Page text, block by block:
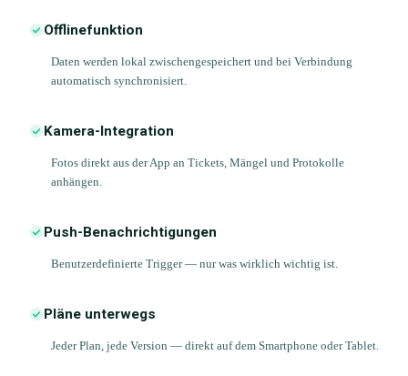
Offlinefunktion
Daten werden lokal zwischengespeichert und bei Verbindung
automatisch synchronisiert.
Kamera-Integration
Fotos direkt aus der App an Tickets, Mängel und Protokolle
anhängen.
Push-Benachrichtigungen
Benutzerdefinierte Trigger — nur was wirklich wichtig ist.
Pläne unterwegs
Jeder Plan, jede Version — direkt auf dem Smartphone oder Tablet.